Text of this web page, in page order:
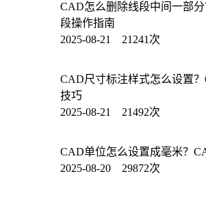
CAD怎么删除线段中间一部
段操作指南
2025-08-21 21241次
CAD尺寸标注样式怎么设置
技巧
2025-08-21 21492次
CAD单位怎么设置成毫米？
2025-08-20 29872次